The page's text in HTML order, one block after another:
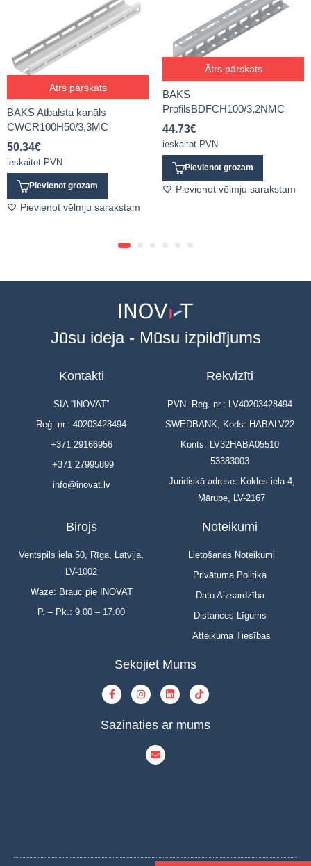
Ātrs pārskats
BAKS Atbalsta kanāls
CWCR100H50/3,3MC
50.34€
ieskaitot PVN
Pievienot grozam
Pievienot vēlmju sarakstam
Ātrs pārskats
BAKS
ProfilsBDFCH100/3,2NMC
44.73€
ieskaitot PVN
Pievienot grozam
Pievienot vēlmju sarakstam
Jūsu ideja - Mūsu izpildījums
Kontakti
SIA “INOVAT”
Reģ. nr.: 40203428494
+371 29166956
+371 27995899
info@inovat.lv
Rekvizīti
PVN. Reģ. nr.: LV40203428494
SWEDBANK, Kods: HABALV22
Konts: LV32HABA05510
53383003
Juridiskā adrese: Kokles iela 4,
Mārupe, LV-2167
Birojs
Ventspils iela 50, Rīga, Latvija,
LV-1002
Waze: Brauc pie INOVAT
P. – Pk.: 9.00 – 17.00
Noteikumi
Lietošanas Noteikumi
Privātuma Politika
Datu Aizsardzība
Distances Līgums
Atteikuma Tiesības
Sekojiet Mums
Sazinaties ar mums